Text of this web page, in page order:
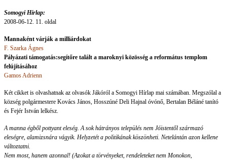
Somogyi Hírlap:
2008-06-12. 11. oldal
Mannaként várják a milliárdokat
F. Szarka Ágnes
Pályázati támogatás:segítőre talált a maroknyi közösség a református templom
felújításához
Gamos Adrienn
Két cikket is olvashatnak az olvasók Jákóról a Somogyi Hírlap mai számában. Megszólal a
község polgármestere Kovács János, Hosszúné Deli Hajnal óvónő, Bertalan Béláné tanító
és Fejér István lelkész.
A manna égből pottyant eleség. A sok hátrányos település nem Jóistentől származó
eleségre, alamizsnára vágyik. Helyzetét a politikának köszönheti. Netelántán azon kellene
változtatni.
Nem most, hanem azonnal! (Azokat a törvényeket, rendeleteket nem Monokon,